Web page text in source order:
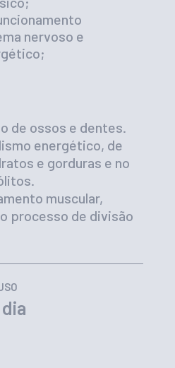
nervoso e
de ossos e dentes.
energético, de
e gorduras e no
muscular,
processo de divisão